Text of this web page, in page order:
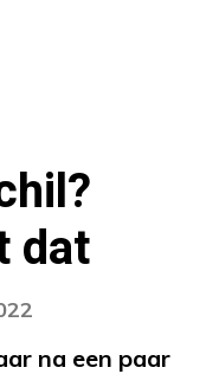
dat
na een paar